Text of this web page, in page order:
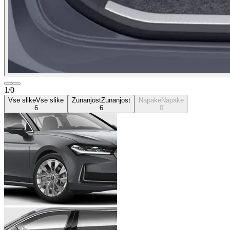
1/0
Vse slikeVse slike
6
ZunanjostZunanjost
6
NapakeNapake
0